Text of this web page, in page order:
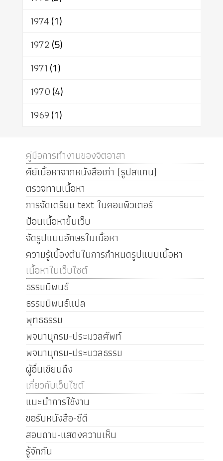
1974(1)
1972(5)
1971 (1)
1970(4)
1969(1)
คู่มือการทำงานของจิตอาสา
คีย์เนื้อหาจากหนังสือเก่า (รูปสแกน)
ตรวจทานเนื้อหา
การจัดเตรียม text ในคอมพิวเตอร์
ป้อนเนื้อหาขึ้นเว็บ
จัดรูปแบบอักษรในเนื้อหา
ความรู้เบื้องต้นในการกำหนดรูปแบบเนื้อหา
เนื้อหาในเว็บไซต์
ธรรมนิพนธ์
ธรรมนิพนธ์แปล
พุทธธรรม
พจนานุกรม-ประมวลศัพท์
พจนานุกรม-ประมวลธรรม
ผู้อื่นเขียนถึง
เกี่ยวกับเว็บไซต์
แนะนำการใช้งาน
ขอรับหนังสือ-ซีดี
สอบถาม-แสดงความเห็น
รู้จักกัน